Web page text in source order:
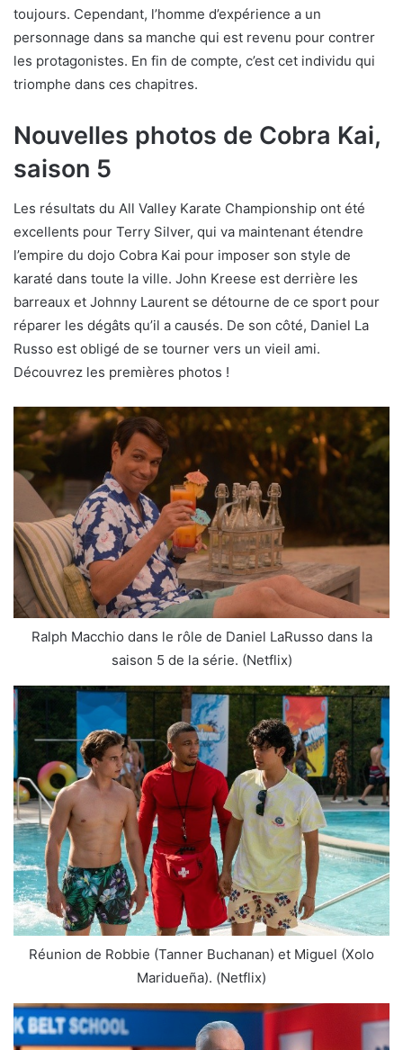
toujours. Cependant, l’homme d’expérience a un
personnage dans sa manche qui est revenu pour contrer
les protagonistes. En fin de compte, c’est cet individu qui
triomphe dans ces chapitres.
Nouvelles photos de Cobra Kai,
saison 5
Les résultats du All Valley Karate Championship ont été
excellents pour Terry Silver, qui va maintenant étendre
l’empire du dojo Cobra Kai pour imposer son style de
karaté dans toute la ville. John Kreese est derrière les
barreaux et Johnny Laurent se détourne de ce sport pour
réparer les dégâts qu’il a causés. De son côté, Daniel La
Russo est obligé de se tourner vers un vieil ami.
Découvrez les premières photos !
Ralph Macchio dans le rôle de Daniel LaRusso dans la
saison 5 de la série. (Netflix)
Réunion de Robbie (Tanner Buchanan) et Miguel (Xolo
Maridueña). (Netflix)